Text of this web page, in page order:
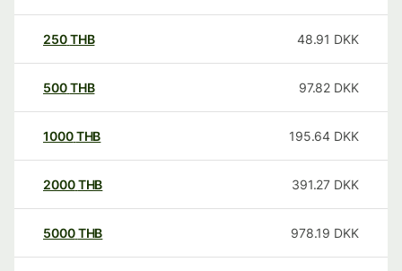
250THB 48.91 DKK
500THB 97.82 DKK
1000THB 195.64 DKK
2000THB 391.27 DKK
5000THB 978.19 DKK